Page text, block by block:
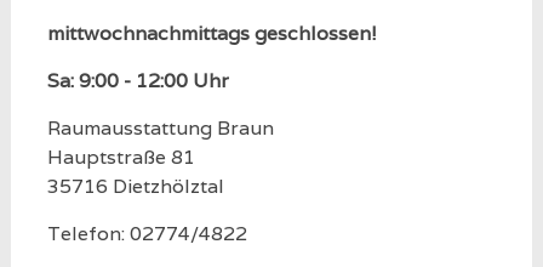
mittwochnachmittags geschlossen!
Sa: 9:00 - 12:00 Uhr
Raumausstattung Braun
Hauptstraße 81
35716 Dietzhölztal
Telefon: 02774/4822